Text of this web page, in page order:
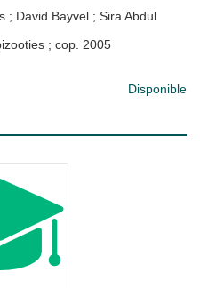
; David Bayvel ; Sira Abdul
; cop. 2005
Disponible